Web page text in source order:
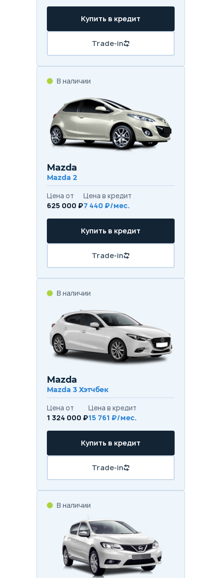
Купить в кредит
Trade-in
В наличии
Mazda
Mazda 2
Цена от
625 000 ₽
Цена в кредит
7 440 ₽/мес.
Купить в кредит
Trade-in
В наличии
Mazda
Mazda 3 Хэтчбек
Цена от
1 324 000 ₽
Цена в кредит
15 761 ₽/мес.
Купить в кредит
Trade-in
В наличии